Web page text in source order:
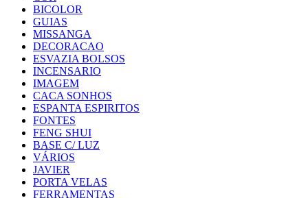
BICOLOR
GUIAS
MISSANGA
DECORACAO
ESVAZIA BOLSOS
INCENSARIO
IMAGEM
CACA SONHOS
ESPANTA ESPIRITOS
FONTES
FENG SHUI
BASE C/ LUZ
VÁRIOS
JAVIER
PORTA VELAS
FERRAMENTAS